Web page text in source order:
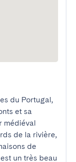
du Portugal,
et sa
médiéval
de la rivière,
de
un très beau